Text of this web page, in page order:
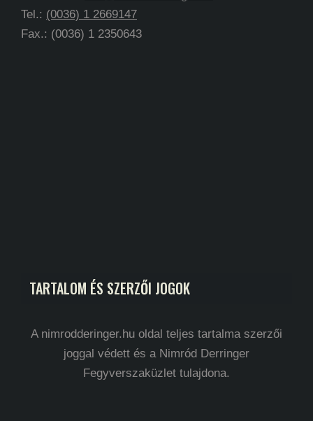
Tel.: (0036) 1 2669147
Fax.: (0036) 1 2350643
TARTALOM ÉS SZERZŐI JOGOK
A nimrodderinger.hu oldal teljes tartalma szerzői
joggal védett és a Nimród Derringer
Fegyverszaküzlet tulajdona.